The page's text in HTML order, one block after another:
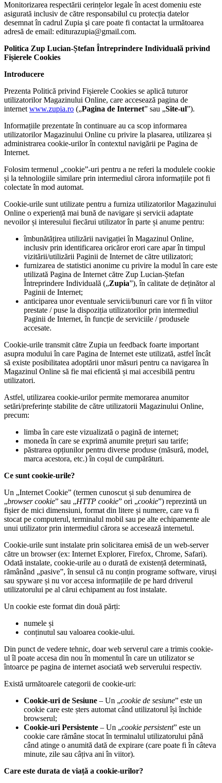
Monitorizarea respectării cerințelor legale în acest domeniu este
asigurată inclusiv de către responsabilul cu protecția datelor
desemnat în cadrul Zupia şi care poate fi contactat la următoarea
adresă de email: editurazupia@gmail.com.
Politica Zup Lucian-Ștefan Întreprindere Individuală privind
Fișierele Cookies
Introducere
Prezenta Politică privind Fișierele Cookies se aplică tuturor
utilizatorilor Magazinului Online, care accesează pagina de
internet www.zupia.ro („Pagina de Internet” sau „Site-ul”).
Informațiile prezentate în continuare au ca scop informarea
utilizatorilor Magazinului Online cu privire la plasarea, utilizarea și
administrarea cookie-urilor în contextul navigării pe Pagina de
Internet.
Folosim termenul „cookie”-uri pentru a ne referi la modulele cookie
și la tehnologiile similare prin intermediul cărora informațiile pot fi
colectate în mod automat.
Cookie-urile sunt utilizate pentru a furniza utilizatorilor Magazinului
Online o experiență mai bună de navigare și servicii adaptate
nevoilor și interesului fiecărui utilizator în parte și anume pentru:
îmbunătățirea utilizării navigației în Magazinul Online,
inclusiv prin identificarea oricăror erori care apar în timpul
vizitării/utilizării Paginii de Internet de către utilizatori;
furnizarea de statistici anonime cu privire la modul în care este
utilizată Pagina de Internet către Zup Lucian-Ștefan
Întreprindere Individuală („Zupia”), în calitate de deținător al
Paginii de Internet;
anticiparea unor eventuale servicii/bunuri care vor fi în viitor
prestate / puse la dispoziția utilizatorilor prin intermediul
Paginii de Internet, în funcție de serviciile / produsele
accesate.
Cookie-urile transmit către Zupia un feedback foarte important
asupra modului în care Pagina de Internet este utilizată, astfel încât
să existe posibilitatea adoptării unor măsuri pentru ca navigarea în
Magazinul Online să fie mai eficientă și mai accesibilă pentru
utilizatori.
Astfel, utilizarea cookie-urilor permite memorarea anumitor
setări/preferințe stabilite de către utilizatorii Magazinului Online,
precum:
limba în care este vizualizată o pagină de internet;
moneda în care se exprimă anumite prețuri sau tarife;
păstrarea opțiunilor pentru diverse produse (măsură, model,
marca acestora, etc.) în coșul de cumpărături.
Ce sunt cookie-urile?
Un „Internet Cookie” (termen cunoscut și sub denumirea de
„browser cookie” sau „HTTP cookie” ori „cookie”) reprezintă un
fișier de mici dimensiuni, format din litere și numere, care va fi
stocat pe computerul, terminalul mobil sau pe alte echipamente ale
unui utilizator prin intermediul cărora se accesează internetul.
Cookie-urile sunt instalate prin solicitarea emisă de un web-server
către un browser (ex: Internet Explorer, Firefox, Chrome, Safari).
Odată instalate, cookie-urile au o durată de existență determinată,
rămânând „pasive”, în sensul că nu conțin programe software, viruși
sau spyware și nu vor accesa informațiile de pe hard driverul
utilizatorului pe al cărui echipament au fost instalate.
Un cookie este format din două părți:
numele și
conținutul sau valoarea cookie-ului.
Din punct de vedere tehnic, doar web serverul care a trimis cookie-
ul îl poate accesa din nou în momentul în care un utilizator se
întoarce pe pagina de internet asociată web serverului respectiv.
Există următoarele categorii de cookie-uri:
Cookie-uri de Sesiune – Un „cookie de sesiune” este un
cookie care este șters automat când utilizatorul își închide
browserul;
Cookie-uri Persistente – Un „cookie persistent” este un
cookie care rămâne stocat în terminalul utilizatorului până
când atinge o anumită dată de expirare (care poate fi în câteva
minute, zile sau câțiva ani în viitor).
Care este durata de viață a cookie-urilor?